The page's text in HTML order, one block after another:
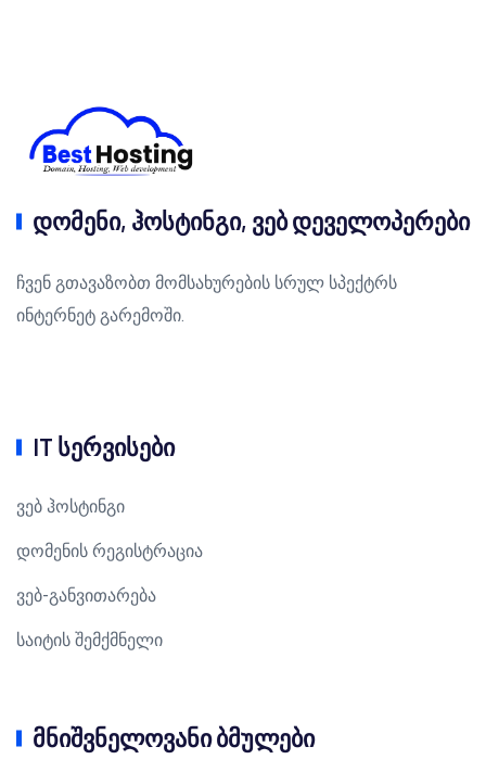
დომენი, ჰოსტინგი, ვებ დეველოპერები
ჩვენ გთავაზობთ მომსახურების სრულ სპექტრს
ინტერნეტ გარემოში.
IT სერვისები
ვებ ჰოსტინგი
დომენის რეგისტრაცია
ვებ-განვითარება
საიტის შემქმნელი
მნიშვნელოვანი ბმულები